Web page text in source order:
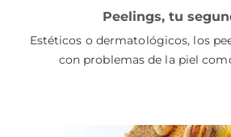
Peelings, tu
Estéticos o dermatológicos, los
con problemas de la piel